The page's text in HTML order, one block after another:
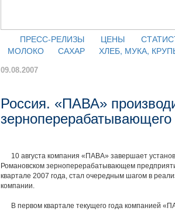
ПРЕСС-РЕЛИЗЫ ЦЕНЫ
МОЛОКО САХАР ХЛЕБ, МУКА,
09.08.2007
Россия. «ПАВА»
зерноперерабатывающего
10 августа компания «ПАВА» завершает
Романовском зерноперерабатывающем
квартале 2007 года, стал очередным шагом в
компании.
В первом квартале текущего года компанией